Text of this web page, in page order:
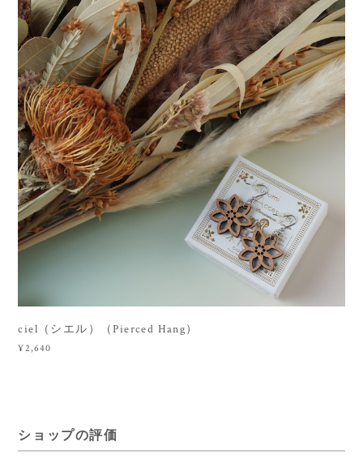
ciel（シエル）（Pierced Hang）
¥2,640
ショップの評価